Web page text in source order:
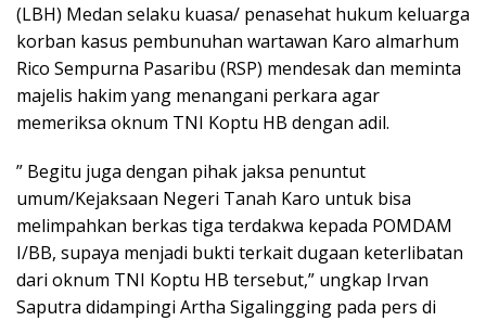
(LBH) Medan selaku kuasa/ penasehat hukum keluarga
korban kasus pembunuhan wartawan Karo almarhum
Rico Sempurna Pasaribu (RSP) mendesak dan meminta
majelis hakim yang menangani perkara agar
memeriksa oknum TNI Koptu HB dengan adil.
” Begitu juga dengan pihak jaksa penuntut
umum/Kejaksaan Negeri Tanah Karo untuk bisa
melimpahkan berkas tiga terdakwa kepada POMDAM
I/BB, supaya menjadi bukti terkait dugaan keterlibatan
dari oknum TNI Koptu HB tersebut,” ungkap Irvan
Saputra didampingi Artha Sigalingging pada pers di